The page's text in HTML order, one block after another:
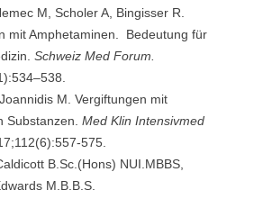
M, Scholer A, Bingisser R.
mit Amphetaminen. Bedeutung für
Schweiz Med Forum.
M. Vergiftungen mit
Substanzen. Med Klin Intensivmed
575.
B.Sc.(Hons) NUI.MBBS,
M.B.B.S.